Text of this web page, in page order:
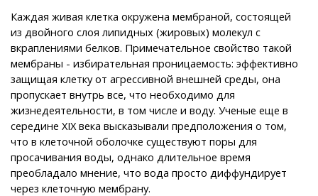
Каждая живая клетка окружена мембраной, состоящей
из двойного слоя липидных (жировых) молекул с
вкраплениями белков. Примечательное свойство такой
мембраны - избирательная проницаемость: эффективно
защищая клетку от агрессивной внешней среды, она
пропускает внутрь все, что необходимо для
жизнедеятельности, в том числе и воду. Ученые еще в
середине XIX века высказывали предположения о том,
что в клеточной оболочке существуют поры для
просачивания воды, однако длительное время
преобладало мнение, что вода просто диффундирует
через клеточную мембрану.